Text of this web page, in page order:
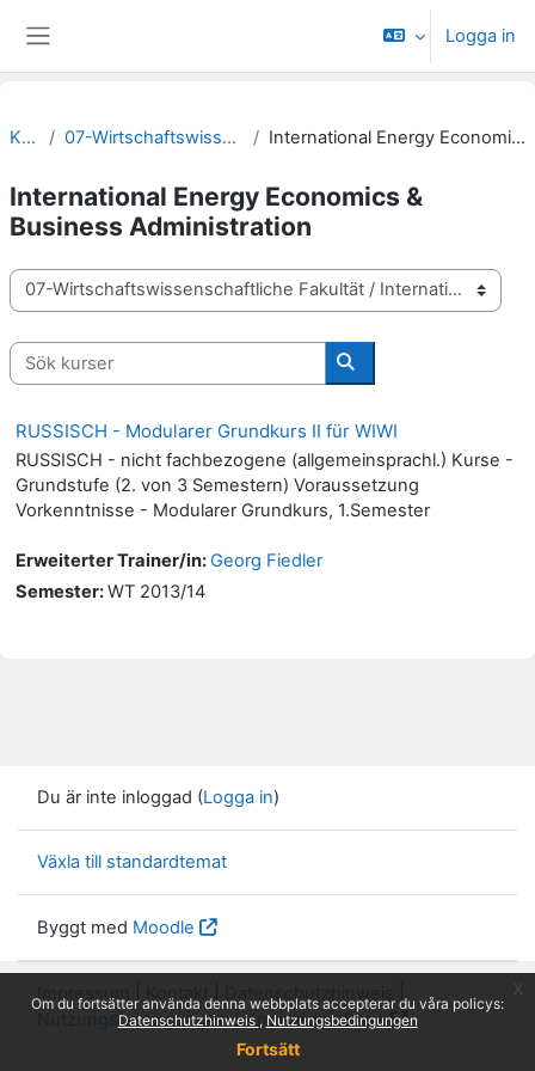
Om du fortsätter använda denna webbplats accepterar du våra policys:
Datenschutzhinweis
Nutzungsbedingungen
Fortsätt
Logga in
Kurser 07-Wirtschaftswissenschaftliche Fakultät International Energy Economics & Business Administration
International Energy Economics &
Business Administration
Kurskategorier
Sök kurser
Sök kurser
RUSSISCH - Modularer Grundkurs II für WIWI
RUSSISCH - nicht fachbezogene (allgemeinsprachl.) Kurse -
Grundstufe (2. von 3 Semestern) Voraussetzung
Vorkenntnisse - Modularer Grundkurs, 1.Semester
Erweiterter Trainer/in:Georg Fiedler
Semester:WT 2013/14
Du är inte inloggad (Logga in)
Växla till standardtemat
Byggt med Moodle
Impressum Kontakt | Datenschutzhinweis
Nutzungsbedingungen|Knowledge Base